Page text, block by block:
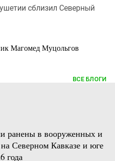
сблизил Северный
Магомед Муцольгов
ВСЕ БЛОГИ
ранены в вооруженных и
Северном Кавказе и юге
года